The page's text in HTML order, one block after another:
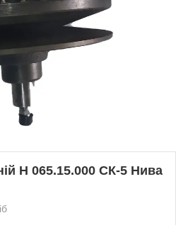
Н 065.15.000 СК-5 Нива